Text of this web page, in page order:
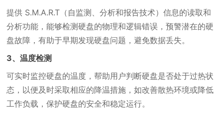
提供 S.M.A.R.T（自监测、分析和报告技术）信息的读取和
分析功能，能够检测硬盘的物理和逻辑错误，预警潜在的硬
盘故障，有助于早期发现硬盘问题，避免数据丢失。
3、温度检测
可实时监控硬盘的温度，帮助用户判断硬盘是否处于过热状
态，以便及时采取相应的降温措施，如改善散热环境或降低
工作负载，保护硬盘的安全和稳定运行。